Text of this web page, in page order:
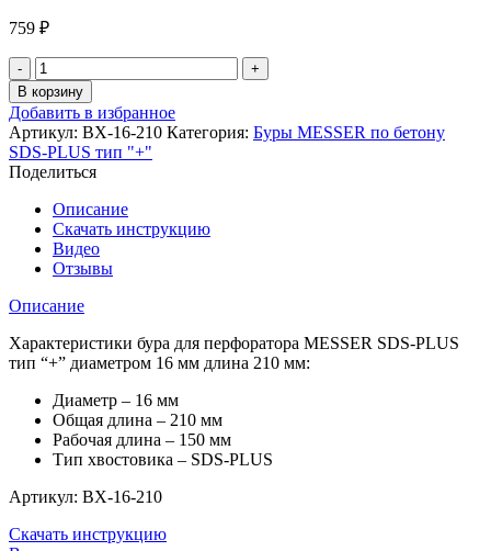
759 ₽
Количество
товара
Бур
для
перфоратора
MESSER
SDS-
PLUS
тип
"+"
16х210(150)
В корзину
Добавить в избранное
Артикул: BX-16-210 Категория: Буры MESSER по бетону
SDS-PLUS тип "+"
Поделиться
Описание
Скачать инструкцию
Видео
Отзывы
Описание
Характеристики бура для перфоратора MESSER SDS-PLUS
тип “+” диаметром 16 мм длина 210 мм:
Диаметр – 16 мм
Общая длина – 210 мм
Рабочая длина – 150 мм
Тип хвостовика – SDS-PLUS
Артикул: BX-16-210
Скачать инструкцию